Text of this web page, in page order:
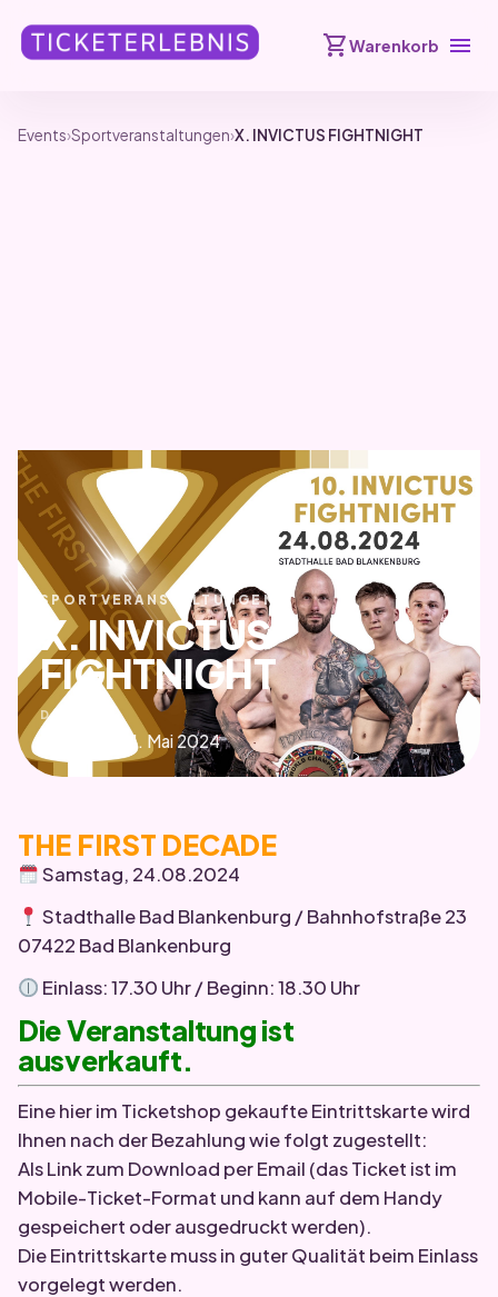
shopping_cartWarenkorb menu
Events›Sportveranstaltungen›X. INVICTUS FIGHTNIGHT
SPORTVERANSTALTUNGEN
X. INVICTUS
FIGHTNIGHT
DATUM
Dienstag, 21. Mai 2024
THE FIRST DECADE
Samstag, 24.08.2024
Stadthalle Bad Blankenburg / Bahnhofstraße 23
07422 Bad Blankenburg
Einlass: 17.30 Uhr / Beginn: 18.30 Uhr
Die Veranstaltung ist
ausverkauft.
Eine hier im Ticketshop gekaufte Eintrittskarte wird
Ihnen nach der Bezahlung wie folgt zugestellt:
Als Link zum Download per Email (das Ticket ist im
Mobile-Ticket-Format und kann auf dem Handy
gespeichert oder ausgedruckt werden).
Die Eintrittskarte muss in guter Qualität beim Einlass
vorgelegt werden.